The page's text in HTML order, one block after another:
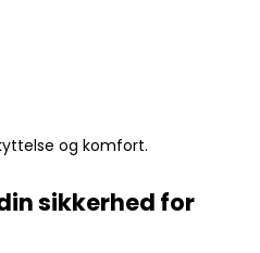
og komfort.
sikkerhed for